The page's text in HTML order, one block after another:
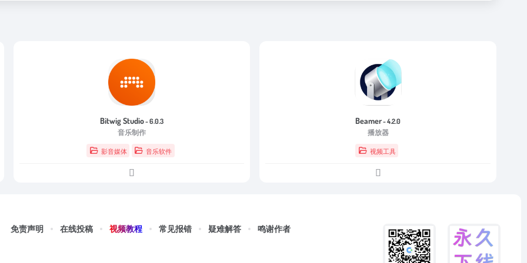
Bitwig Studio- 6.0.3
音乐制作
影音媒体 音乐软件
Beamer- 4.2.0
播放器
视频工具
免责声明 在线投稿 视频教程 常见报错 疑难解答 鸣谢作者